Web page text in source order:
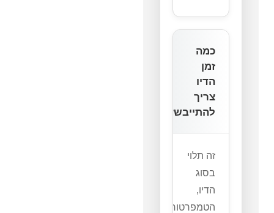
כמה
זמן
הדיו
צריך
להתייבש?
זה תלוי
בסוג
הדיו,
הטמפרטורה